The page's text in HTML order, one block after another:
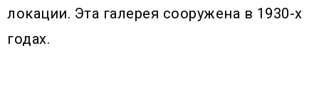
локации. Эта галерея сооружена в 1930-х
годах.